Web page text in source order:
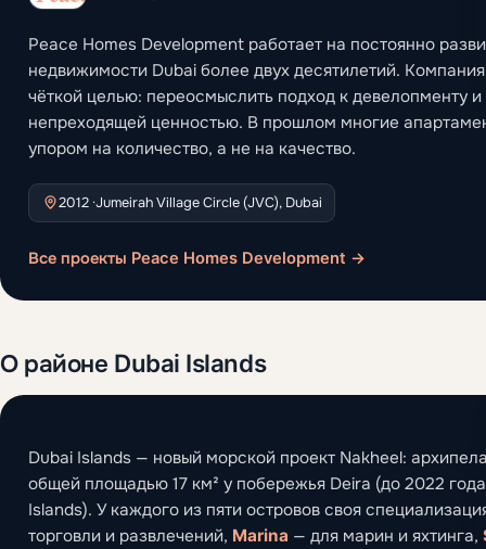
Peace Homes Development работает на постоянно
недвижимости Dubai более двух десятилетий.
чёткой целью: переосмыслить подход к девелопменту и
непреходящей ценностью. В прошлом многие
упором на количество, а не на качество.
2012 ·Jumeirah Village Circle (JVC), Dubai
Все проекты Peace Homes Development →
О районе Dubai Islands
Dubai Islands — новый морской проект Nakheel:
общей площадью 17 км² у побережья Deira (до 2022
Islands). У каждого из пяти островов своя
торговли и развлечений, Marina — для марин и яхтинга,